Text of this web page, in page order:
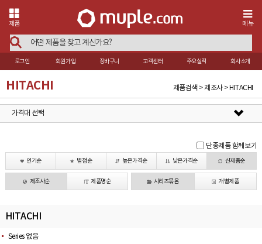
제품 메뉴
로그인 회원가입 장바구니 고객센터 주요실적 회사소개
HITACHI 제품검색 > 제조사 > HITACHI
가격대 선택
단종제품 함께보기
인기순 별점순 높은가격순 낮은가격순 신제품순
제조사순 제품명순 시리즈묶음 개별제품
HITACHI
Series 없음